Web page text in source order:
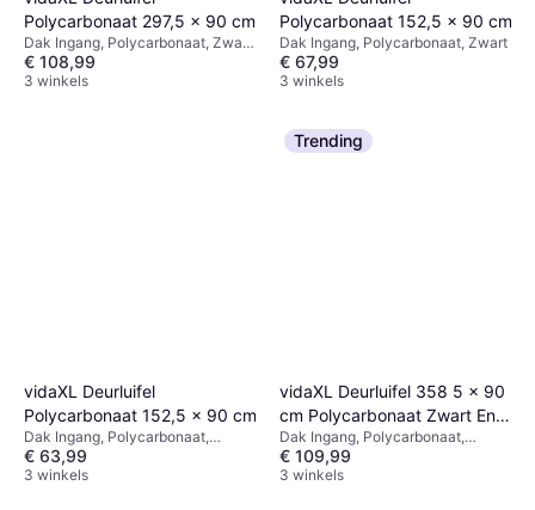
Polycarbonaat 297,5 x 90 cm
Dak Ingang, Polycarbonaat, Zwart,
Transparant
€ 108,99
3 winkels
Polycarbonaat 152,5 x 90 cm
Dak Ingang, Polycarbonaat, Zwart
€ 67,99
3 winkels
vidaXL Deurluifel
Polycarbonaat 152,5 x 90 cm
Dak Ingang, Polycarbonaat,
Transparant, Zwart
€ 63,99
3 winkels
Trending
vidaXL Deurluifel 358 5 x 90
cm Polycarbonaat Zwart En
Transparant
Dak Ingang, Polycarbonaat,
Transparant, Zwart
€ 109,99
3 winkels